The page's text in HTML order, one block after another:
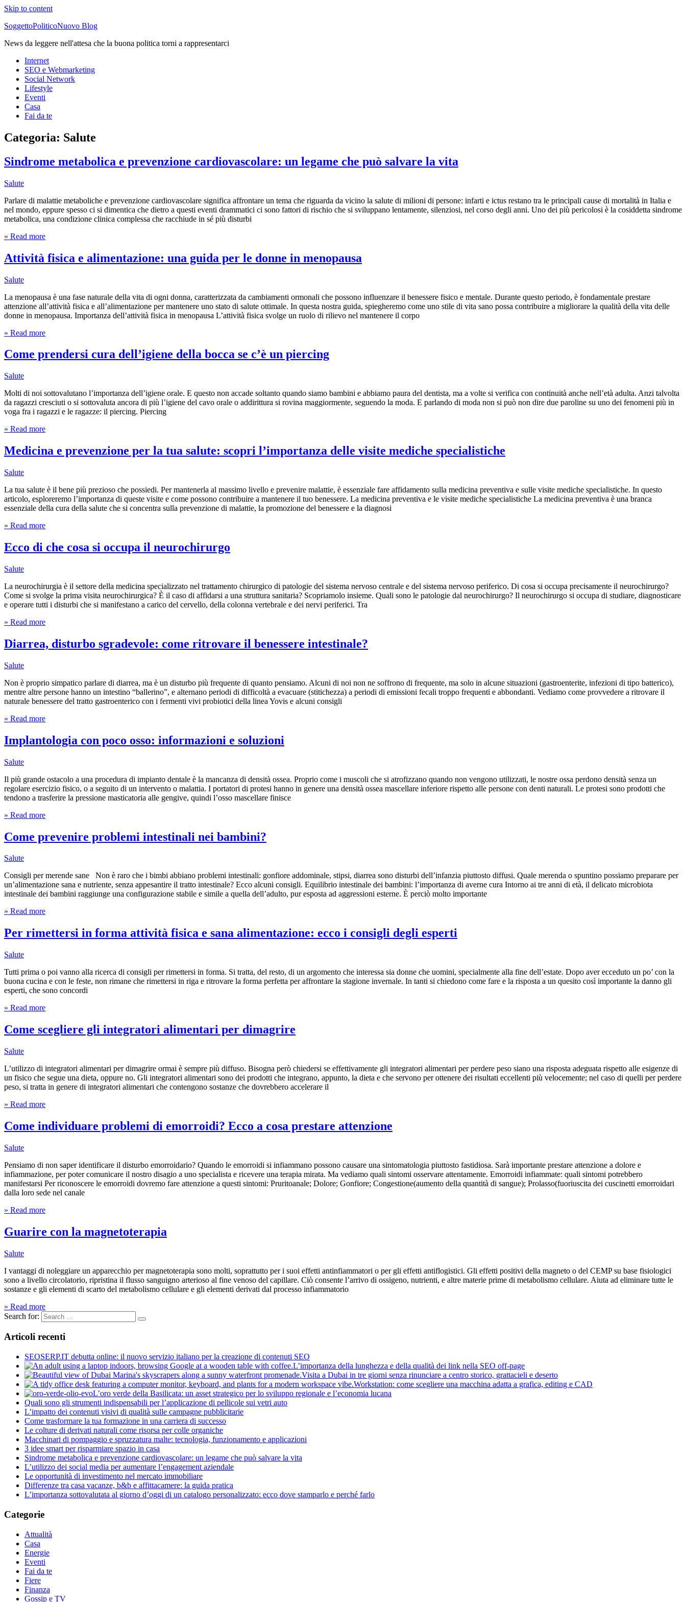
Skip to content
SoggettoPoliticoNuovo Blog
News da leggere nell'attesa che la buona politica torni a rappresentarci
Internet
SEO e Webmarketing
Social Network
Lifestyle
Eventi
Casa
Fai da te
Categoria: Salute
Sindrome metabolica e prevenzione cardiovascolare: un legame che può salvare la vita
Salute
Parlare di malattie metaboliche e prevenzione cardiovascolare significa affrontare un tema che riguarda da vicino la salute di milioni di persone: infarti e ictus restano tra le principali cause di mortalità in Italia e
nel mondo, eppure spesso ci si dimentica che dietro a questi eventi drammatici ci sono fattori di rischio che si sviluppano lentamente, silenziosi, nel corso degli anni. Uno dei più pericolosi è la cosiddetta sindrome
metabolica, una condizione clinica complessa che racchiude in sé più disturbi
» Read more
Attività fisica e alimentazione: una guida per le donne in menopausa
Salute
La menopausa è una fase naturale della vita di ogni donna, caratterizzata da cambiamenti ormonali che possono influenzare il benessere fisico e mentale. Durante questo periodo, è fondamentale prestare
attenzione all’attività fisica e all’alimentazione per mantenere uno stato di salute ottimale. In questa nostra guida, spiegheremo come uno stile di vita sano possa contribuire a migliorare la qualità della vita delle
donne in menopausa. Importanza dell’attività fisica in menopausa L’attività fisica svolge un ruolo di rilievo nel mantenere il corpo
» Read more
Come prendersi cura dell’igiene della bocca se c’è un piercing
Salute
Molti di noi sottovalutano l’importanza dell’igiene orale. E questo non accade soltanto quando siamo bambini e abbiamo paura del dentista, ma a volte si verifica con continuità anche nell’età adulta. Anzi talvolta
da ragazzi cresciuti o si sottovaluta ancora di più l’igiene del cavo orale o addirittura si rovina maggiormente, seguendo la moda. E parlando di moda non si può non dire due paroline su uno dei fenomeni più in
voga fra i ragazzi e le ragazze: il piercing. Piercing
» Read more
Medicina e prevenzione per la tua salute: scopri l’importanza delle visite mediche specialistiche
Salute
La tua salute è il bene più prezioso che possiedi. Per mantenerla al massimo livello e prevenire malattie, è essenziale fare affidamento sulla medicina preventiva e sulle visite mediche specialistiche. In questo
articolo, esploreremo l’importanza di queste visite e come possono contribuire a mantenere il tuo benessere. La medicina preventiva e le visite mediche specialistiche La medicina preventiva è una branca
essenziale della cura della salute che si concentra sulla prevenzione di malattie, la promozione del benessere e la diagnosi
» Read more
Ecco di che cosa si occupa il neurochirurgo
Salute
La neurochirurgia è il settore della medicina specializzato nel trattamento chirurgico di patologie del sistema nervoso centrale e del sistema nervoso periferico. Di cosa si occupa precisamente il neurochirurgo?
Come si svolge la prima visita neurochirurgica? È il caso di affidarsi a una struttura sanitaria? Scopriamolo insieme. Quali sono le patologie dal neurochirurgo? Il neurochirurgo si occupa di studiare, diagnosticare
e operare tutti i disturbi che si manifestano a carico del cervello, della colonna vertebrale e dei nervi periferici. Tra
» Read more
Diarrea, disturbo sgradevole: come ritrovare il benessere intestinale?
Salute
Non è proprio simpatico parlare di diarrea, ma è un disturbo più frequente di quanto pensiamo. Alcuni di noi non ne soffrono di frequente, ma solo in alcune situazioni (gastroenterite, infezioni di tipo batterico),
mentre altre persone hanno un intestino “ballerino”, e alternano periodi di difficoltà a evacuare (stitichezza) a periodi di emissioni fecali troppo frequenti e abbondanti. Vediamo come provvedere a ritrovare il
naturale benessere del tratto gastroenterico con i fermenti vivi probiotici della linea Yovis e alcuni consigli
» Read more
Implantologia con poco osso: informazioni e soluzioni
Salute
Il più grande ostacolo a una procedura di impianto dentale è la mancanza di densità ossea. Proprio come i muscoli che si atrofizzano quando non vengono utilizzati, le nostre ossa perdono densità senza un
regolare esercizio fisico, o a seguito di un intervento o malattia. I portatori di protesi hanno in genere una densità ossea mascellare inferiore rispetto alle persone con denti naturali. Le protesi sono prodotti che
tendono a trasferire la pressione masticatoria alle gengive, quindi l’osso mascellare finisce
» Read more
Come prevenire problemi intestinali nei bambini?
Salute
Consigli per merende sane Non è raro che i bimbi abbiano problemi intestinali: gonfiore addominale, stipsi, diarrea sono disturbi dell’infanzia piuttosto diffusi. Quale merenda o spuntino possiamo preparare per
un’alimentazione sana e nutriente, senza appesantire il tratto intestinale? Ecco alcuni consigli. Equilibrio intestinale dei bambini: l’importanza di averne cura Intorno ai tre anni di età, il delicato microbiota
intestinale dei bambini raggiunge una configurazione stabile e simile a quella dell’adulto, pur esposta ad aggressioni esterne. È perciò molto importante
» Read more
Per rimettersi in forma attività fisica e sana alimentazione: ecco i consigli degli esperti
Salute
Tutti prima o poi vanno alla ricerca di consigli per rimettersi in forma. Si tratta, del resto, di un argomento che interessa sia donne che uomini, specialmente alla fine dell’estate. Dopo aver ecceduto un po’ con la
buona cucina e con le feste, non rimane che rimettersi in riga e ritrovare la forma perfetta per affrontare la stagione invernale. In tanti si chiedono come fare e la risposta a un quesito così importante la danno gli
esperti, che sono concordi
» Read more
Come scegliere gli integratori alimentari per dimagrire
Salute
L’utilizzo di integratori alimentari per dimagrire ormai è sempre più diffuso. Bisogna però chiedersi se effettivamente gli integratori alimentari per perdere peso siano una risposta adeguata rispetto alle esigenze di
un fisico che segue una dieta, oppure no. Gli integratori alimentari sono dei prodotti che integrano, appunto, la dieta e che servono per ottenere dei risultati eccellenti più velocemente; nel caso di quelli per perdere
peso, si tratta in genere di integratori alimentari che contengono sostanze che dovrebbero accelerare il
» Read more
Come individuare problemi di emorroidi? Ecco a cosa prestare attenzione
Salute
Pensiamo di non saper identificare il disturbo emorroidario? Quando le emorroidi si infiammano possono causare una sintomatologia piuttosto fastidiosa. Sarà importante prestare attenzione a dolore e
infiammazione, per poter comunicare il nostro disagio a uno specialista e ricevere una terapia mirata. Ma vediamo quali sintomi osservare attentamente. Emorroidi infiammate: quali sintomi potrebbero
manifestarsi Per riconoscere le emorroidi dovremo fare attenzione a questi sintomi: Pruritoanale; Dolore; Gonfiore; Congestione(aumento della quantità di sangue); Prolasso(fuoriuscita dei cuscinetti emorroidari
dalla loro sede nel canale
» Read more
Guarire con la magnetoterapia
Salute
I vantaggi di noleggiare un apparecchio per magnetoterapia sono molti, soprattutto per i suoi effetti antinfiammatori o per gli effetti antiflogistici. Gli effetti positivi della magneto o del CEMP su base fisiologici
sono a livello circolatorio, ripristina il flusso sanguigno arterioso al fine venoso del capillare. Ciò consente l’arrivo di ossigeno, nutrienti, e altre materie prime di metabolismo cellulare. Aiuta ad eliminare tutte le
sostanze e gli elementi di scarto del metabolismo cellulare e gli elementi derivati dal processo infiammatorio
» Read more
Search for:
Articoli recenti
SEOSERP.IT debutta online: il nuovo servizio italiano per la creazione di contenuti SEO
L’importanza della lunghezza e della qualità dei link nella SEO off-page
Visita a Dubai in tre giorni senza rinunciare a centro storico, grattacieli e deserto
Workstation: come scegliere una macchina adatta a grafica, editing e CAD
L’oro verde della Basilicata: un asset strategico per lo sviluppo regionale e l’economia lucana
Quali sono gli strumenti indispensabili per l’applicazione di pellicole sui vetri auto
L’impatto dei contenuti visivi di qualità sulle campagne pubblicitarie
Come trasformare la tua formazione in una carriera di successo
Le colture di derivati naturali come risorsa per colle organiche
Macchinari di pompaggio e spruzzatura malte: tecnologia, funzionamento e applicazioni
3 idee smart per risparmiare spazio in casa
Sindrome metabolica e prevenzione cardiovascolare: un legame che può salvare la vita
L’utilizzo dei social media per aumentare l’engagement aziendale
Le opportunità di investimento nel mercato immobiliare
Differenze tra casa vacanze, b&b e affittacamere: la guida pratica
L’importanza sottovalutata al giorno d’oggi di un catalogo personalizzato: ecco dove stamparlo e perché farlo
Categorie
Attualità
Casa
Energie
Eventi
Fai da te
Fiere
Finanza
Gossip e TV